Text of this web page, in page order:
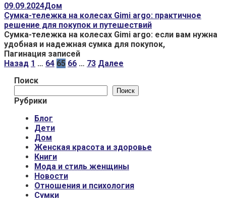
09.09.2024Дом
Сумка-тележка на колесах Gimi argo: практичное
решение для покупок и путешествий
Сумка-тележка на колесах Gimi argo: если вам нужна
удобная и надежная сумка для покупок,
Пагинация записей
Назад 1 … 64 65 66 … 73 Далее
Поиск
Поиск
Рубрики
Блог
Дети
Дом
Женская красота и здоровье
Книги
Мода и стиль женщины
Новости
Отношения и психология
Сумки